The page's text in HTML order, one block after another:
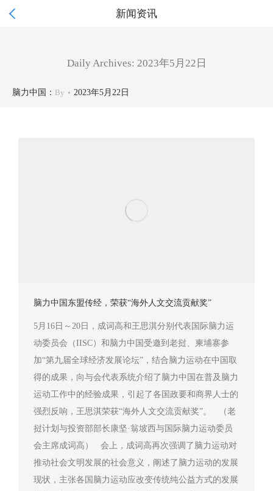
 新闻资讯
Daily Archives: 2023年5月22日
脑力中国： By 2023年5月22日
脑力中国东盟传经，荣获“海外人文交流贡献奖”
5月16日～20日，成词高和王思淇分别代表国际脑力运
动委员会（IISC）和脑力中国受邀到老挝、柬埔寨参
加“第九届全球经济发展论坛”，结合脑力运动在中国取
得的成果，向与会代表系统介绍了脑力中国在普及脑力
运动工作中的经验成果，引起了各国政要和商界人士的
强烈反响，王思淇荣获“海外人文交流贡献奖”。 （老
挝计划与投资部部长康坚·翁坡西与国际脑力运动委员
会主席成词高） 会上，成词高再次强调了脑力运动对
推动社会文明发展的社会意义，阐述了脑力运动的发展
现状，主张各国脑力运动应改变传统纯公益方式的发展